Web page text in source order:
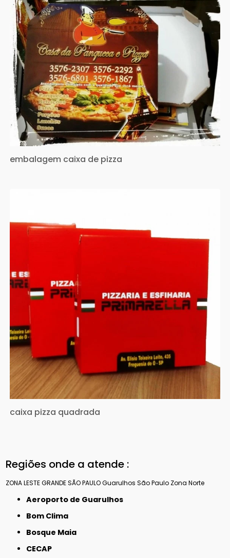
embalagem caixa de pizza
caixa pizza quadrada
Regiões onde a atende :
ZONA LESTEGRANDE SÃO PAULOGuarulhos São Paulo Zona Norte
Aeroporto de Guarulhos
Bom Clima
Bosque Maia
CECAP